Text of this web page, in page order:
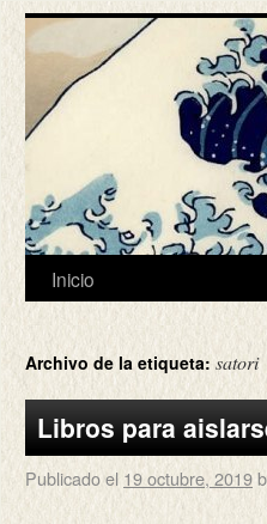
Inicio
Archivo de la etiqueta: satori
Libros para
Publicado el 19 octubre, 2019